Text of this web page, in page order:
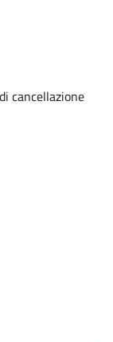
cancellazione